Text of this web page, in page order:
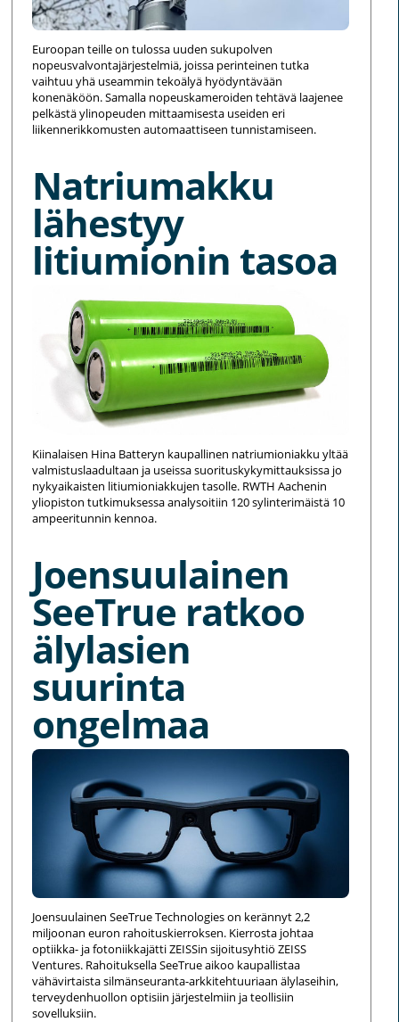
Euroopan teille on tulossa uuden sukupolven
nopeusvalvontajärjestelmiä, joissa perinteinen tutka
vaihtuu yhä useammin tekoälyä hyödyntävään
konenäköön. Samalla nopeuskameroiden tehtävä laajenee
pelkästä ylinopeuden mittaamisesta useiden eri
liikennerikkomusten automaattiseen tunnistamiseen.
Natriumakku
lähestyy
litiumionin tasoa
Kiinalaisen Hina Batteryn kaupallinen natriumioniakku yltää
valmistuslaadultaan ja useissa suorituskykymittauksissa jo
nykyaikaisten litiumioniakkujen tasolle. RWTH Aachenin
yliopiston tutkimuksessa analysoitiin 120 sylinterimäistä 10
ampeeritunnin kennoa.
Joensuulainen
SeeTrue ratkoo
älylasien
suurinta
ongelmaa
Joensuulainen SeeTrue Technologies on kerännyt 2,2
miljoonan euron rahoituskierroksen. Kierrosta johtaa
optiikka- ja fotoniikkajätti ZEISSin sijoitusyhtiö ZEISS
Ventures. Rahoituksella SeeTrue aikoo kaupallistaa
vähävirtaista silmänseuranta-arkkitehtuuriaan älylaseihin,
terveydenhuollon optisiin järjestelmiin ja teollisiin
sovelluksiin.